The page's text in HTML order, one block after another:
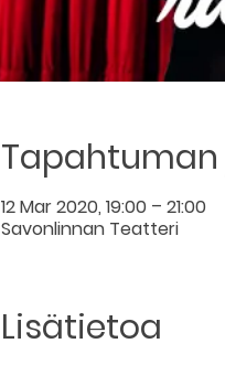
12 Mar 2020, 19:00 – 21:00
Savonlinnan Teatteri
Lisätietoa